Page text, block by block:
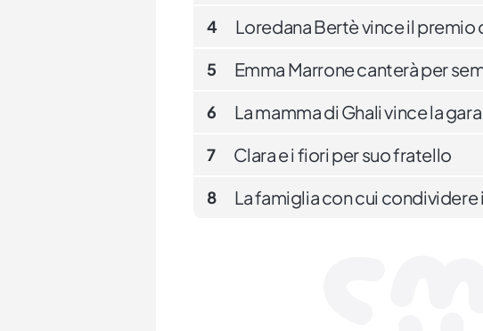
4 Loredana Bertè vince il
5 Emma Marrone canterà per
6 La mamma di Ghali vince la
7 Clara e i fiori per suo fratello
8 La famiglia con cui condividere